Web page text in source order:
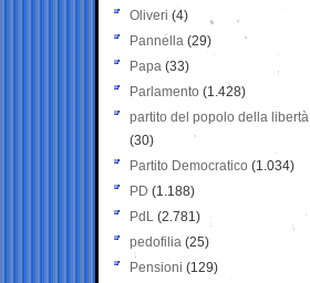
Oliveri (4)
Pannella (29)
Papa (33)
Parlamento (1.428)
partito del popolo della libertà
(30)
Partito Democratico (1.034)
PD (1.188)
PdL (2.781)
pedofilia (25)
Pensioni (129)